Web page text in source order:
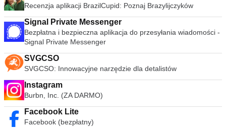
Recenzja aplikacji BrazilCupid: Poznaj Brazylijczyków
Signal Private Messenger
Bezpłatna i bezpieczna aplikacja do przesyłania wiadomości -
Signal Private Messenger
SVGCSO
SVGCSO: Innowacyjne narzędzie dla detalistów
Instagram
Burbn, Inc. (ZA DARMO)
Facebook Lite
Facebook (bezpłatny)